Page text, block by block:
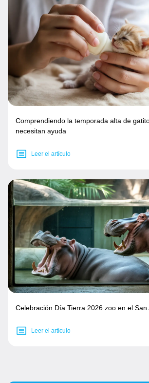
Comprendiendo la temporada alta de
necesitan ayuda
Leer el artículo
Celebración Día Tierra 2026 zoo en el San
Leer el artículo